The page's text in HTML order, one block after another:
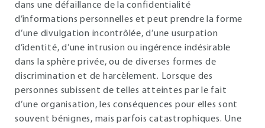
dans une défaillance de la confidentialité
d’informations personnelles et peut prendre la forme
d’une divulgation incontrôlée, d’une usurpation
d’identité, d’une intrusion ou ingérence indésirable
dans la sphère privée, ou de diverses formes de
discrimination et de harcèlement. Lorsque des
personnes subissent de telles atteintes par le fait
d’une organisation, les conséquences pour elles sont
souvent bénignes, mais parfois catastrophiques. Une